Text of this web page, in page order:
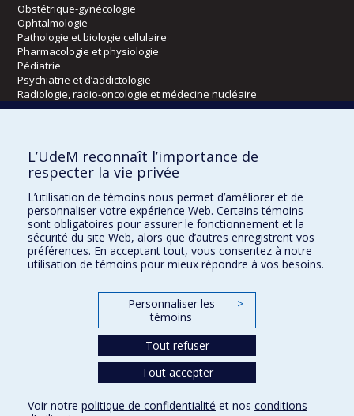
Obstétrique-gynécologie
Ophtalmologie
Pathologie et biologie cellulaire
Pharmacologie et physiologie
Pédiatrie
Psychiatrie et d’addictologie
Radiologie, radio-oncologie et médecine nucléaire
Écoles
Kinésiologie et des sciences de l’activité physique
Orthophonie et audiologie
Réadaptation
Directions
DPC
CPASS
L’UdeM reconnaît l’importance de
respecter la vie privée
L’utilisation de témoins nous permet d’améliorer et de
personnaliser votre expérience Web. Certains témoins
sont obligatoires pour assurer le fonctionnement et la
sécurité du site Web, alors que d’autres enregistrent vos
préférences. En acceptant tout, vous consentez à notre
utilisation de témoins pour mieux répondre à vos besoins.
Personnaliser les
témoins
>
Tout refuser
Tout accepter
Voir notre politique de confidentialité et nos conditions